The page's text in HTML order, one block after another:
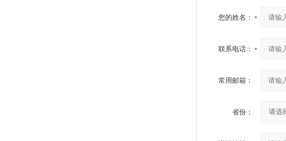
您的姓名：
联系电话：
常用邮箱：
省份：